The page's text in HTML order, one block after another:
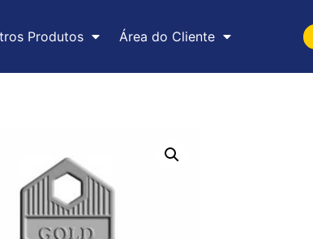
Produtos Área do Cliente